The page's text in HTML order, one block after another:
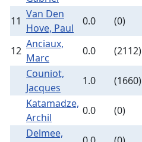
11
Van Den
Hove, Paul
0.0 (0)
12
Anciaux,
Marc
0.0 (2112)
Couniot,
Jacques
1.0 (1660)
Katamadze,
Archil
0.0 (0)
Delmee,